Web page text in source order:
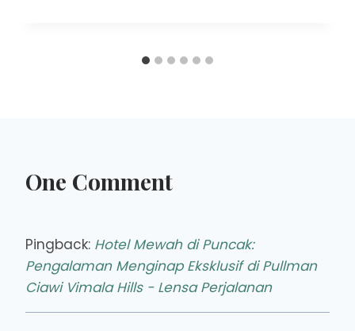
One Comment
Pingback: Hotel Mewah di Puncak:
Pengalaman Menginap Eksklusif di Pullman
Ciawi Vimala Hills - Lensa Perjalanan